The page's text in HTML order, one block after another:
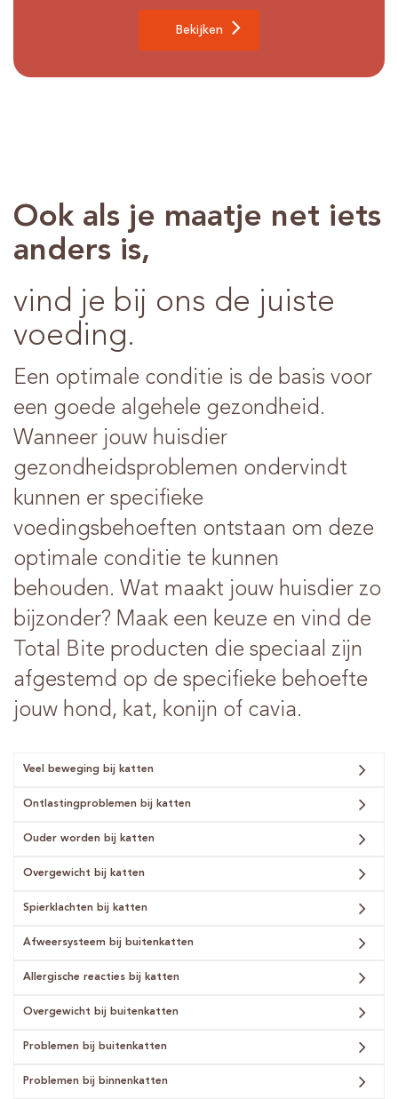
Bekijken
Ook als je maatje net iets
anders is,
vind je bij ons de juiste
voeding.
Een optimale conditie is de basis voor
een goede algehele gezondheid.
Wanneer jouw huisdier
gezondheidsproblemen ondervindt
kunnen er specifieke
voedingsbehoeften ontstaan om deze
optimale conditie te kunnen
behouden. Wat maakt jouw huisdier zo
bijzonder? Maak een keuze en vind de
Total Bite producten die speciaal zijn
afgestemd op de specifieke behoefte
jouw hond, kat, konijn of cavia.
Veel beweging bij katten
Ontlastingproblemen bij katten
Ouder worden bij katten
Overgewicht bij katten
Spierklachten bij katten
Afweersysteem bij buitenkatten
Allergische reacties bij katten
Overgewicht bij buitenkatten
Problemen bij buitenkatten
Problemen bij binnenkatten